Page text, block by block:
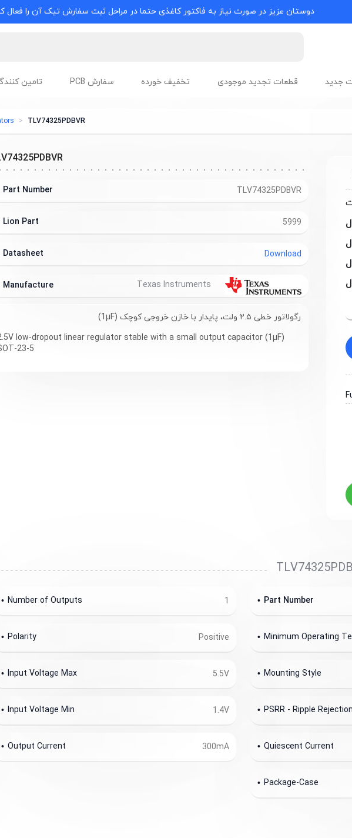
دوستان عزیز در صورت نیاز به فاکتور کاغذی حتما در مراحل ثبت سفارش تیک آن را فعال
جدید قطعات تجدید موجودی تخفیف خورده سفارش PCB تامین
TLV74325PDBVR
TLV74325PDBVR
Part Number
5999
Lion Part
Download
Datasheet
Manufacture
رگولاتور خطی ۲.۵ ولت، پایدار با خازن خروجی کوچک (1µF)
low-dropout linear regulator stable with a small output capacitor (1µF)
23-5
Part Number
1
Number of Outputs
Minimum Operating
Positive
Polarity
Mounting Style
5.5V
Input Voltage Max
PSRR - Ripple
1.4V
Input Voltage Min
Quiescent Current
300mA
Output Current
Package-Case